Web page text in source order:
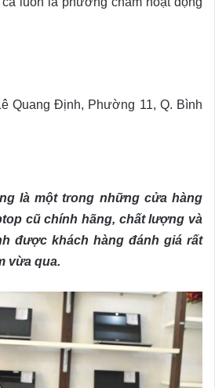
Quang Định, Phường 11, Q. Bình
là một trong những cửa hàng
cũ chính hãng, chất lượng và
được khách hàng đánh giá rất
vừa qua.